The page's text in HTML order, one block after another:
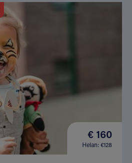
€ 160
Helan: €128